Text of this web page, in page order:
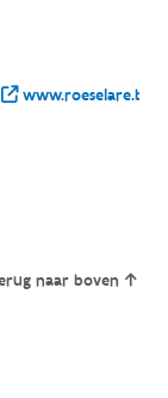
www.roeselare.be/
naar boven